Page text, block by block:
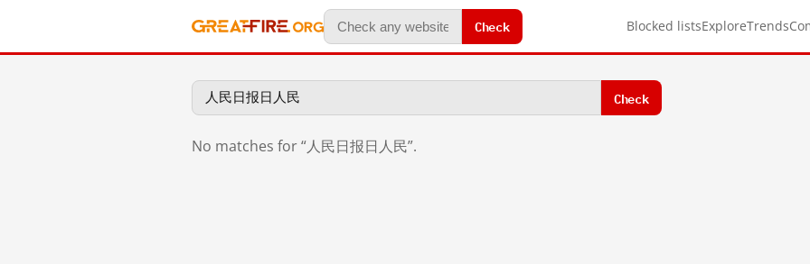
Check Blocked listsExploreTrends
Check
No matches for “人民日报日人民”.